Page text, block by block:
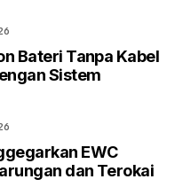
Bateri Tanpa Kabel
Sistem
EWC
dan Terokai